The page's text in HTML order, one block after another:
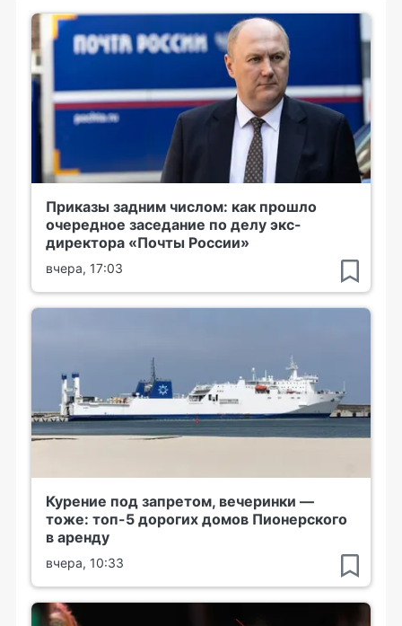
Приказы задним числом: как прошло
очередное заседание по делу экс-
директора «Почты России»
вчера, 17:03
Курение под запретом, вечеринки —
тоже: топ-5 дорогих домов Пионерского
в аренду
вчера, 10:33